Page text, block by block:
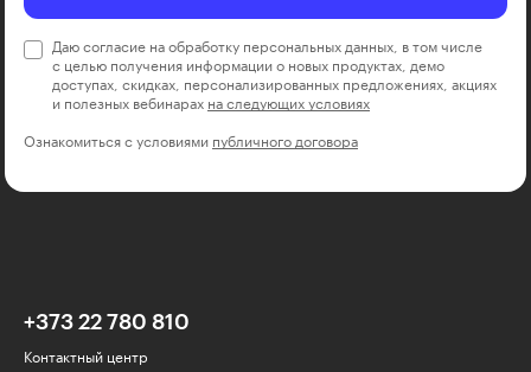
Даю согласие на обработку персональных данных, в том числе
с целью получения информации о новых продуктах, демо
доступах, скидках, персонализированных предложениях, акциях
и полезных вебинарах на следующих условиях
Ознакомиться с условиями публичного договора
+373 22 780 810
Контактный центр